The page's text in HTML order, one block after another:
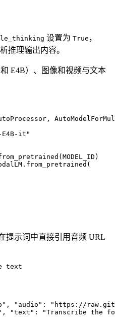
设置为 True ，
推理输出内容。
E4B）、图像和视频与文本
E4B-it"
提示词中直接引用音频 URL
text
"audio": "https://
"text": "Transcribe the